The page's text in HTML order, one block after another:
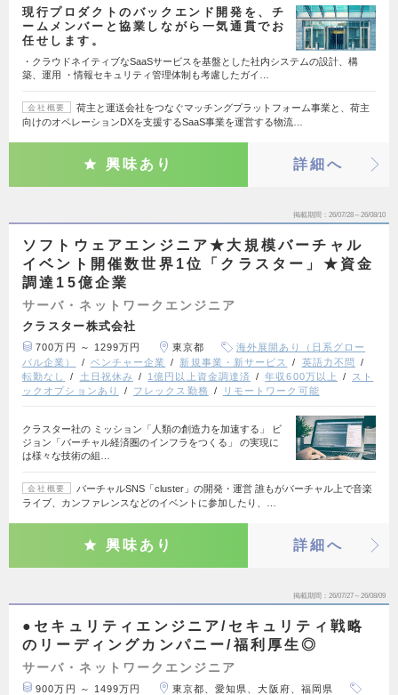
現行プロダクトのバックエンド開発を、チ
ームメンバーと協業しながら一気通貫でお
任せします。
・クラウドネイティブなSaaSサービスを基盤とした社内システムの設計、構
築、運用 ・情報セキュリティ管理体制も考慮したガイ…
会社概要
荷主と運送会社をつなぐマッチングプラットフォーム事業と、荷主
向けのオペレーションDXを支援するSaaS事業を運営する物流…
興味あり 詳細へ
掲載期間 26/07/28～26/08/10
ソフトウェアエンジニア★大規模バーチャル
イベント開催数世界1位「クラスター」★資金
調達15億企業
サーバ・ネットワークエンジニア
クラスター株式会社
700万円 ～ 1299万円 東京都
海外展開あり（日系グロー
バル企業）
ベンチャー企業 新規事業・新サービス
英語力不問
転勤なし
土日祝休み 1億円以上資金調達済 年収600万以上
スト
ックオプションあり
フレックス勤務 リモートワーク可能
クラスター社の ミッション「人類の創造力を加速する」 ビ
ジョン「バーチャル経済圏のインフラをつくる」 の実現に
は様々な技術の組…
会社概要
バーチャルSNS「cluster」の開発・運営 誰もがバーチャル上で音楽
ライブ、カンファレンスなどのイベントに参加したり、…
興味あり 詳細へ
掲載期間 26/07/27～26/08/09
●セキュリティエンジニア/セキュリティ戦略
のリーディングカンパニー/福利厚生◎
サーバ・ネットワークエンジニア
900万円 ～ 1499万円
東京都、愛知県、大阪府、福岡県